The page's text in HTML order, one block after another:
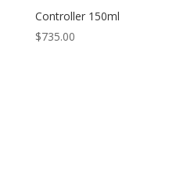
Controller 150ml
$735.00